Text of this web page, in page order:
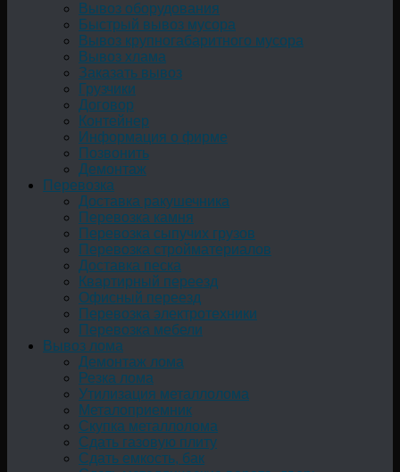
Вывоз оборудования
Быстрый вывоз мусора
Вывоз крупногабаритного мусора
Вывоз хлама
Заказать вывоз
Грузчики
Договор
Контейнер
Информация о фирме
Позвонить
Демонтаж
Перевозка
Доставка ракушечника
Перевозка камня
Перевозка сыпучих грузов
Перевозка стройматериалов
Доставка песка
Квартирный переезд
Офисный переезд
Перевозка электротехники
Перевозка мебели
Вывоз лома
Демонтаж лома
Резка лома
Утилизация металлолома
Металоприемник
Скупка металлолома
Сдать газовую плиту
Сдать емкость, бак